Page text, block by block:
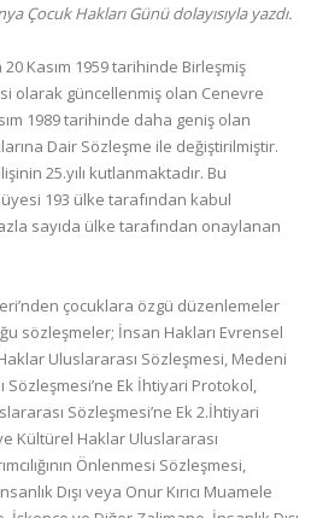
Çocuk Hakları Günü dolayısıyla yazdı.
Kasım 1959 tarihinde Birleşmiş
olarak güncellenmiş olan Cenevre
1989 tarihinde daha geniş olan
Dair Sözleşme ile değiştirilmiştir.
25.yılı kutlanmaktadır. Bu
193 ülke tarafından kabul
sayıda ülke tarafından onaylanan
çocuklara özgü düzenlemeler
sözleşmeler; İnsan Hakları Evrensel
Uluslararası Sözleşmesi, Medeni
Ek İhtiyari Protokol,
Sözleşmesi’ne Ek 2.İhtiyari
Kültürel Haklar Uluslararası
Önlenmesi Sözleşmesi,
Dışı veya Onur Kırıcı Muamele